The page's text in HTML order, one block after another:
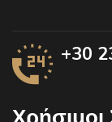
+30